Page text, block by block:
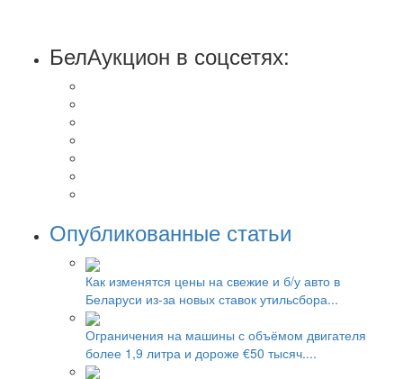
БелАукцион в соцсетях:
Опубликованные статьи
Как изменятся цены на свежие и б/у авто в
Беларуси из-за новых ставок утильсбора...
Ограничения на машины с объёмом двигателя
более 1,9 литра и дороже €50 тысяч....